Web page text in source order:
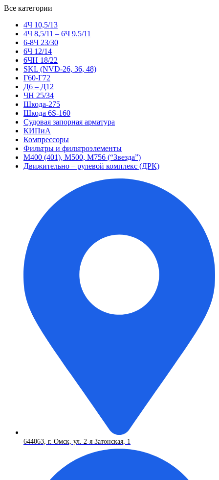
Все категории
4Ч 10,5/13
4Ч 8,5/11 – 6Ч 9.5/11
6-8Ч 23/30
6Ч 12/14
6ЧН 18/22
SKL (NVD-26, 36, 48)
Г60-Г72
Д6 – Д12
ЧН 25/34
Шкода-275
Шкода 6S-160
Судовая запорная арматура
КИПиА
Компрессоры
Фильтры и фильтроэлементы
М400 (401), М500, М756 (“Звезда”)
Движительно – рулевой комплекс (ДРК)
644063, г. Омск, ул. 2-я Затонская, 1